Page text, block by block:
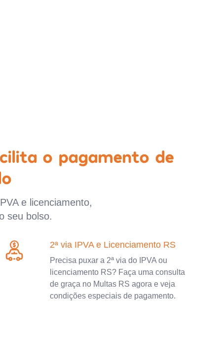
o pagamento de
e licenciamento,
seu bolso.
2ª via IPVA e Licenciamento RS
Precisa puxar a 2ª via do IPVA ou
licenciamento RS? Faça uma consulta
de graça no Multas RS agora e veja
condições especiais de pagamento.